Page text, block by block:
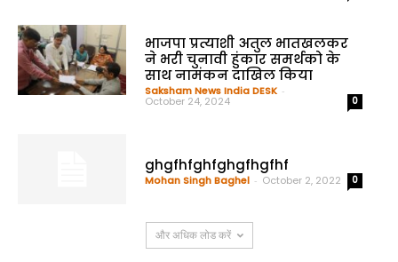
भाजपा प्रत्याशी अतुल भातखलकर
ने भरी चुनावी हुंकार समर्थको के
साथ नामंकन दाखिल किया
Saksham News India DESK -
October 24, 2024 0
ghgfhfghfghgfhgfhf
Mohan Singh Baghel - October 2, 2022 0
और अधिक लोड करें